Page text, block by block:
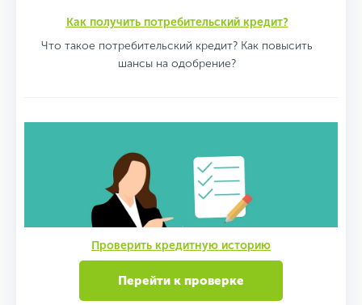
Как получить потребительский кредит?
Что такое потребительский кредит? Как повысить
шансы на одобрение?
Проверить кредитную историю
Перейти к проверке